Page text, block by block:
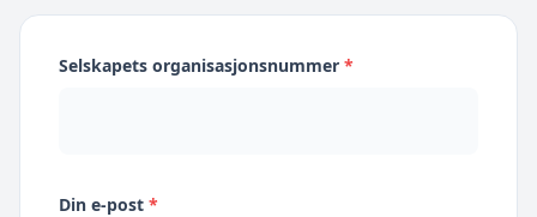
Selskapets organisasjonsnummer *
Din e-post *